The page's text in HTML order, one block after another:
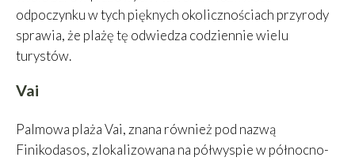
odpoczynku w tych pięknych okolicznościach przyrody
sprawia, że plażę tę odwiedza codziennie wielu
turystów.
Vai
Palmowa plaża Vai, znana również pod nazwą
Finikodasos, zlokalizowana na półwyspie w północno-